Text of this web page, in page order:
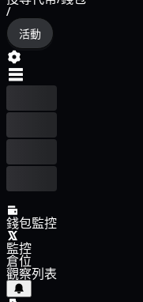
/
活動
錢包監控
監控
倉位
觀察列表